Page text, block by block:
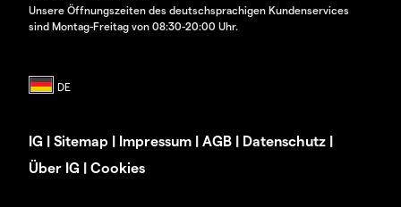
Unsere Öffnungszeiten des deutschsprachigen Kundenservices
sind Montag-Freitag von 08:30-20:00 Uhr.
IG | Sitemap | Impressum | AGB | Datenschutz |
Über IG | Cookies